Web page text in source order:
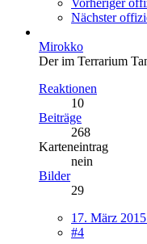
Nächster
Mirokko
Der im Terrarium
Reaktionen
10
Beiträge
268
Karteneintrag
nein
Bilder
29
17. März
#4